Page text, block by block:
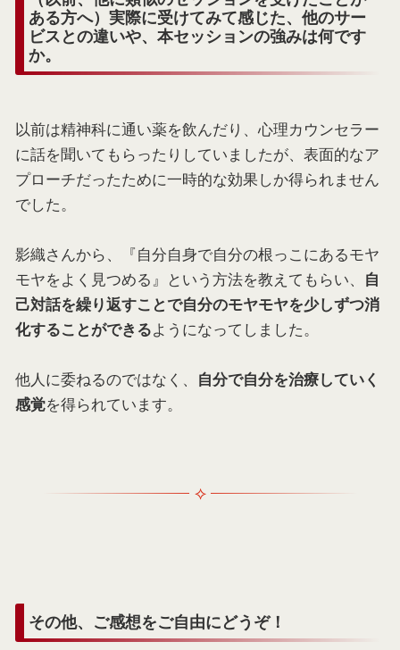
ある方へ）実際に受けてみて感じた、他のサー
ビスとの違いや、本セッションの強みは何です
か。
以前は精神科に通い薬を飲んだり、心理カウンセラー
に話を聞いてもらったりしていましたが、表面的なア
プローチだったために一時的な効果しか得られません
でした。
影織さんから、『自分自身で自分の根っこにあるモヤ
モヤをよく見つめる』という方法を教えてもらい、
自
己対話を繰り返すことで自分のモヤモヤを少しずつ消
化することができるようになってしました。
他人に委ねるのではなく、
自分で自分を治療していく
感覚を得られています。
その他、ご感想をご自由にどうぞ！